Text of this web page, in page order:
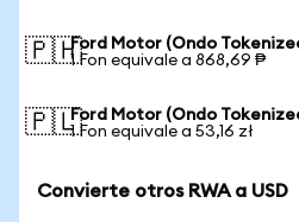
🇵🇭Ford Motor (Ondo
1 Fon equivale a 868,69 ₱
🇵🇱Ford Motor (Ondo
1 Fon equivale a 53,16 zł
Convierte otros RWA a USD